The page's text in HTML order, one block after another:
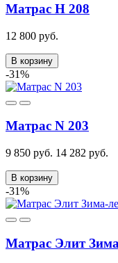
Матрас Н 208
12 800 руб.
В корзину
-31%
Матрас N 203
9 850 руб. 14 282 руб.
В корзину
-31%
Матрас Элит